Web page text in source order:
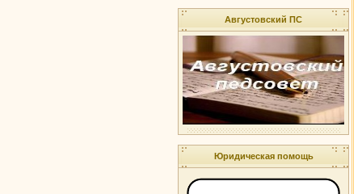
Августовский ПС
Юридическая помощь